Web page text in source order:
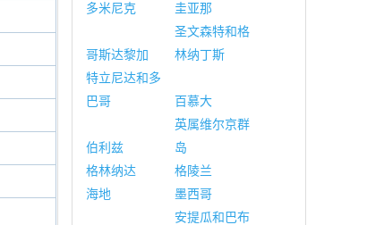
多米尼克
圭亚那
哥斯达黎加
圣文森特和格
林纳丁斯
特立尼达和多
巴哥
百慕大
伯利兹
英属维尔京群
岛
格林纳达
格陵兰
海地
墨西哥
安提瓜和巴布